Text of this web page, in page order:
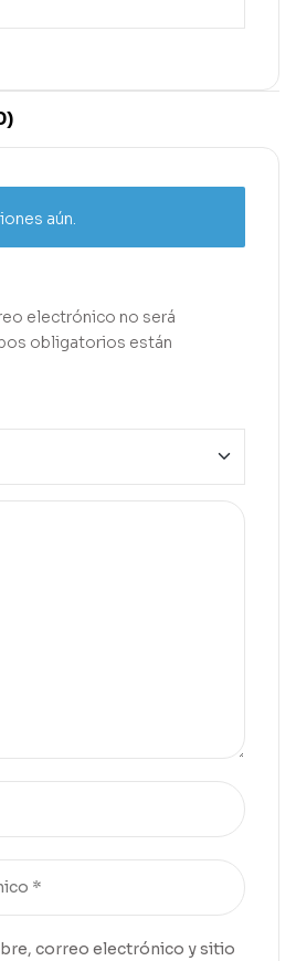
aún.
electrónico no será
obligatorios están
correo electrónico y sitio